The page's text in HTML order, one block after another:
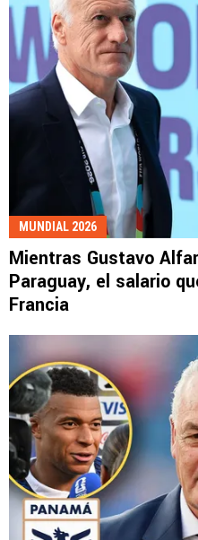
MUNDIAL 2026
Mientras Gustavo
Paraguay, el salario
Francia